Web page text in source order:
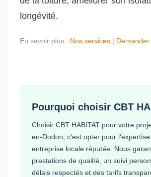
longévité.
En savoir plus : Nos services |
Pourquoi choisir CBT
Choisir CBT HABITAT pour votre
en-Dodon, c'est opter pour
entreprise locale réputée. Nous
prestations de qualité, un suivi
délais respectés et des tarifs